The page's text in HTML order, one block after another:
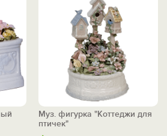
Муз. фигурка "Коттеджи для
птичек"